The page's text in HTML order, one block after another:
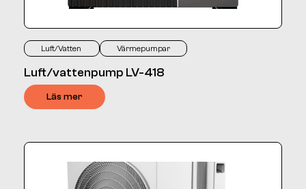
Luft/Vatten Värmepumpar
Luft/vattenpump LV-418
Läs mer